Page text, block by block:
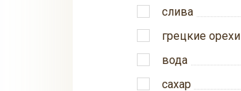
слива
грецкие орехи
вода
сахар